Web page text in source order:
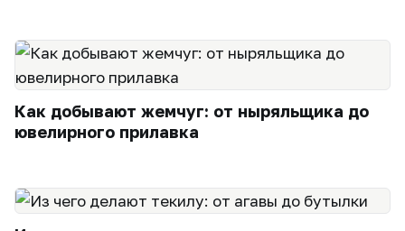
Как добывают жемчуг: от ныряльщика до
ювелирного прилавка